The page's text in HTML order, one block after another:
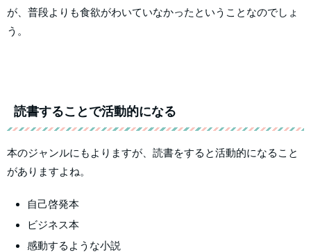
が、普段よりも食欲がわいていなかったということなのでしょ
う。
読書することで活動的になる
本のジャンルにもよりますが、読書をすると活動的になること
がありますよね。
自己啓発本
ビジネス本
感動するような小説